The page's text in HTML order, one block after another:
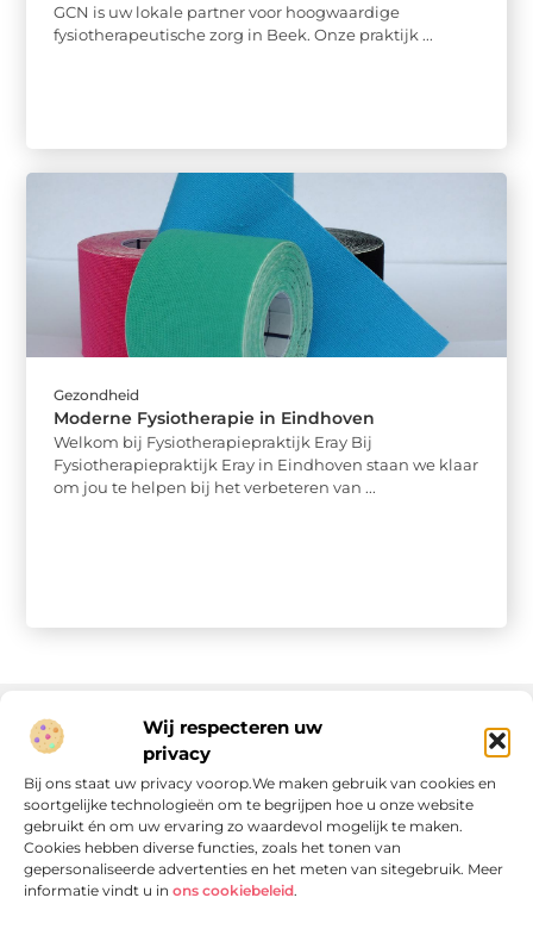
Wij respecteren uw
privacy
Bij ons staat uw privacy voorop.We maken gebruik van cookies en
soortgelijke technologieën om te begrijpen hoe u onze website
gebruikt én om uw ervaring zo waardevol mogelijk te maken.
Cookies hebben diverse functies, zoals het tonen van
gepersonaliseerde advertenties en het meten van sitegebruik. Meer
informatie vindt u in ons cookiebeleid.
GCN is uw lokale partner voor hoogwaardige
fysiotherapeutische zorg in Beek. Onze praktijk ...
Gezondheid
Moderne Fysiotherapie in Eindhoven
Welkom bij Fysiotherapiepraktijk Eray Bij
Fysiotherapiepraktijk Eray in Eindhoven staan we klaar
om jou te helpen bij het verbeteren van ...
Onze informatie